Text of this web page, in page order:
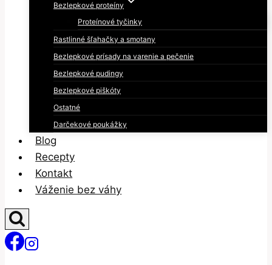
Bezlepkové proteíny
Proteínové tyčinky
Rastlinné šľahačky a smotany
Bezlepkové prísady na varenie a pečenie
Bezlepkové pudingy
Bezlepkové piškóty
Ostatné
Darčekové poukážky
Blog
Recepty
Kontakt
Váženie bez váhy